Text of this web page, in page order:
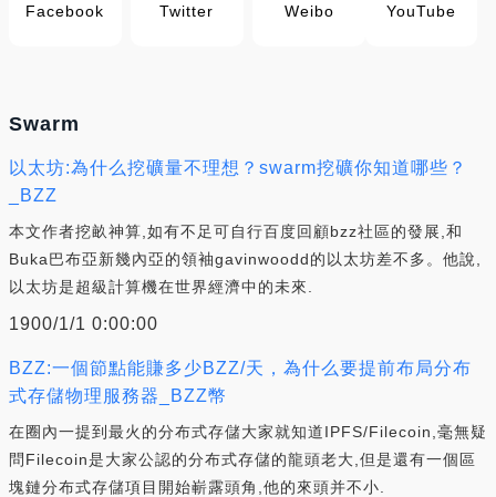
Facebook Twitter Weibo YouTube
Swarm
以太坊:為什么挖礦量不理想？swarm挖礦你知道哪些？
_BZZ
本文作者挖畝神算,如有不足可自行百度回顧bzz社區的發展,和
Buka巴布亞新幾內亞的領袖gavinwoodd的以太坊差不多。他說,
以太坊是超級計算機在世界經濟中的未來.
1900/1/1 0:00:00
BZZ:一個節點能賺多少BZZ/天，為什么要提前布局分布
式存儲物理服務器_BZZ幣
在圈內一提到最火的分布式存儲大家就知道IPFS/Filecoin,毫無疑
問Filecoin是大家公認的分布式存儲的龍頭老大,但是還有一個區
塊鏈分布式存儲項目開始嶄露頭角,他的來頭并不小.